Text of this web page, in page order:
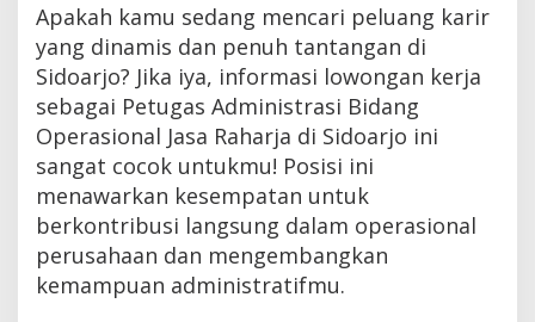
Apakah kamu sedang mencari peluang karir
yang dinamis dan penuh tantangan di
Sidoarjo? Jika iya, informasi lowongan kerja
sebagai Petugas Administrasi Bidang
Operasional Jasa Raharja di Sidoarjo ini
sangat cocok untukmu! Posisi ini
menawarkan kesempatan untuk
berkontribusi langsung dalam operasional
perusahaan dan mengembangkan
kemampuan administratifmu.